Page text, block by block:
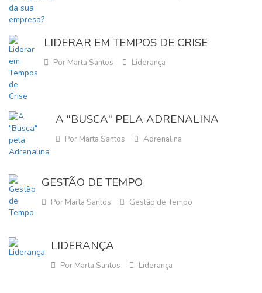
LIDERAR EM TEMPOS DE CRISE
Por Marta Santos Liderança
A "BUSCA" PELA ADRENALINA
Por Marta Santos Adrenalina
GESTÃO DE TEMPO
Por Marta Santos Gestão de Tempo
LIDERANÇA
Por Marta Santos Liderança